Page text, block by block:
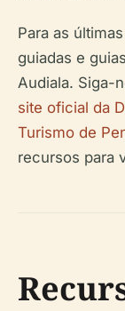
Para as
guiadas e
Audiala. Siga-
site oficial da
Turismo de
recursos para